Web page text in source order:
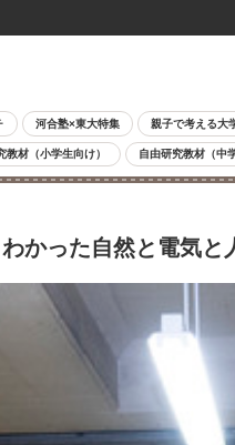
河合塾×東大特集 親子で考える大
教材（小学生向け） 自由研究教材（中
かった自然と電気